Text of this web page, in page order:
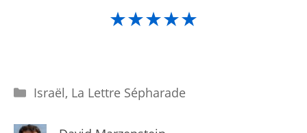
★★★★★
Catégories
Israël, La Lettre Sépharade